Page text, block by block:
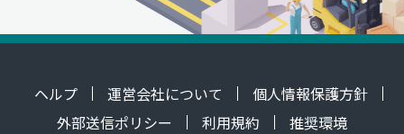
ヘルプ 運営会社について
個人情報保護方針
外部送信ポリシー
利用規約 推奨環境